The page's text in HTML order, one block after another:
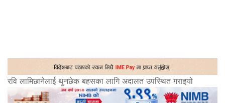
रवि लामिछानेलाई थुनछेक बहसका लागि अदालत उपस्थित गराइयो